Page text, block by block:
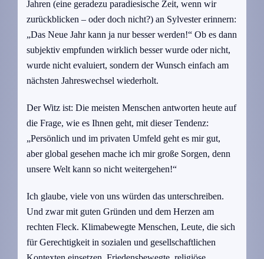
Jahren (eine geradezu paradiesische Zeit, wenn wir
zurückblicken – oder doch nicht?) an Sylvester erinnern:
„Das Neue Jahr kann ja nur besser werden!“ Ob es dann
subjektiv empfunden wirklich besser wurde oder nicht,
wurde nicht evaluiert, sondern der Wunsch einfach am
nächsten Jahreswechsel wiederholt.
Der Witz ist: Die meisten Menschen antworten heute auf
die Frage, wie es Ihnen geht, mit dieser Tendenz:
„Persönlich und im privaten Umfeld geht es mir gut,
aber global gesehen mache ich mir große Sorgen, denn
unsere Welt kann so nicht weitergehen!“
Ich glaube, viele von uns würden das unterschreiben.
Und zwar mit guten Gründen und dem Herzen am
rechten Fleck. Klimabewegte Menschen, Leute, die sich
für Gerechtigkeit in sozialen und gesellschaftlichen